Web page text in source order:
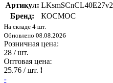
Артикул: LKsmSCnCL40E27v2
Бренд:
КОСМОС
На складе 4 шт.
Обновлено 08.08.2026
Розничная цена:
28 / шт.
Оптовая цена:
25.76 / шт. !
-